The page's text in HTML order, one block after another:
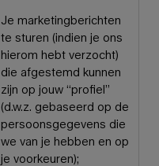
Je marketingberichten
te sturen (indien je ons
hierom hebt verzocht)
die afgestemd kunnen
zijn op jouw “profiel”
(d.w.z. gebaseerd op de
persoonsgegevens die
we van je hebben en op
je voorkeuren);